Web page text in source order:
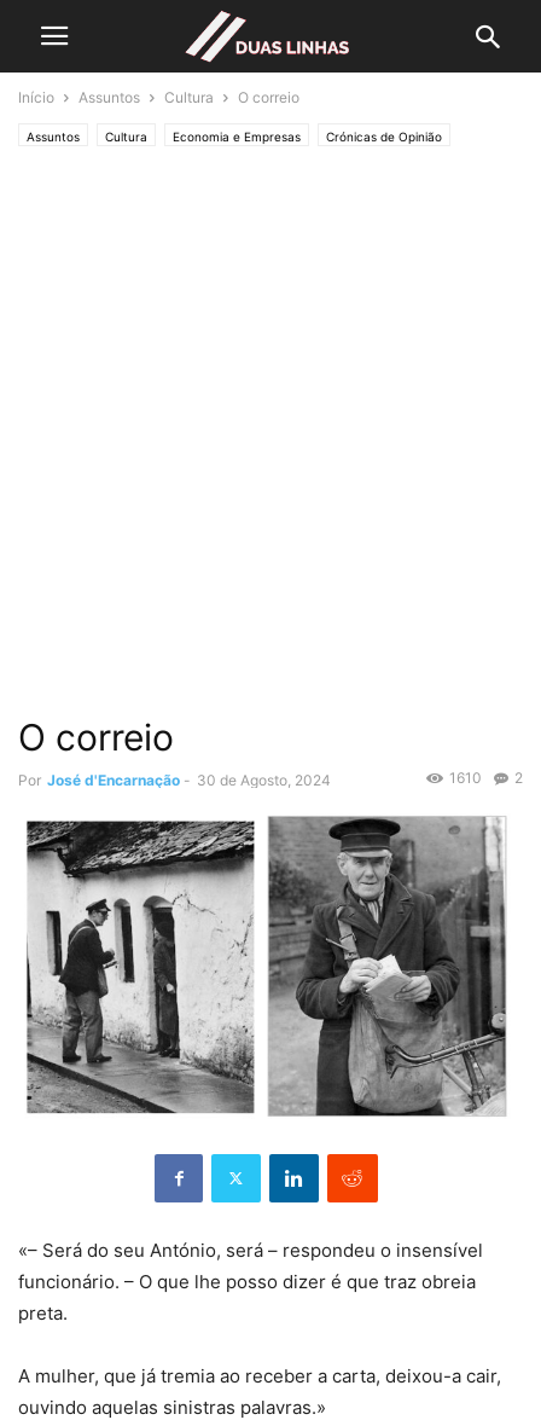
Início Assuntos Cultura O correio
Assuntos Cultura Economia e Empresas Crónicas de Opinião
O correio
Por José d'Encarnação - 30 de Agosto, 2024 2
1610
«– Será do seu António, será – respondeu o insensível
funcionário. – O que lhe posso dizer é que traz obreia
preta.
A mulher, que já tremia ao receber a carta, deixou-a cair,
ouvindo aquelas sinistras palavras.»